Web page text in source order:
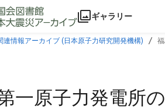
ギャラリー
連情報アーカイブ (日本原子力研究開発機構)
一原子力発電所